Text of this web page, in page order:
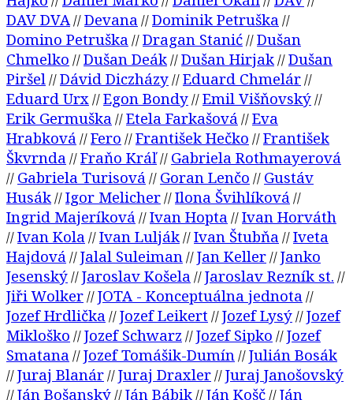
DAV DVA//Devana //Dominik Petruška //
Domino Petruška //Dragan Stanić//Dušan
Chmelko //Dušan Deák//Dušan Hirjak//Dušan
Piršel //Dávid Diczházy//Eduard Chmelár//
Eduard Urx //Egon Bondy//Emil Višňovský//
Erik Germuška //Etela Farkašová //Eva
Hrabková //Fero //František Hečko //František
Škvrnda //Fraňo Kráľ// Gabriela Rothmayerová
// Gabriela Turisová // Goran Lenčo // Gustáv
Husák//Igor Melicher//Ilona Švihlíková //
Ingrid Majeríková //Ivan Hopta //Ivan Horváth
//Ivan Kola //Ivan Lulják//Ivan Štubňa //Iveta
Hajdová //Jalal Suleiman //Jan Keller//Janko
Jesenský//Jaroslav Košela //Jaroslav Rezník st. //
Jiři Wolker//JOTA - Konceptuálna jednota //
Jozef Hrdlička //Jozef Leikert //Jozef Lysý//Jozef
Mikloško //Jozef Schwarz //Jozef Sipko //Jozef
Smatana //Jozef Tomášik-Dumín //Julián Bosák
//Juraj Blanár//Juraj Draxler//Juraj Janošovský
//Ján Bošanský//Ján Bábik//Ján Košč//Ján